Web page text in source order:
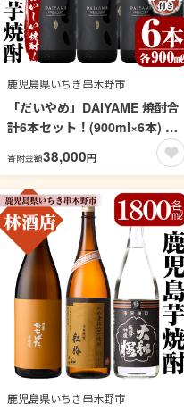
鹿児島県いちき串木野市
「だいやめ」DAIYAME 焼酎合
計6本セット！(900ml×6本) 焼
酎ハイボール（だいやめハイボ
ール）の作り方冊子と店主オス
スメのおつまみ付き！鹿児島
鹿児島特産 酒 焼酎 芋焼酎【林
酒店】【99-023-89】
寄附金額38,000円
鹿児島県いちき串木野市